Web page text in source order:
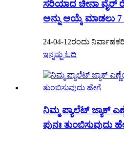
ಸರಿಯಾದ ಚೀನಾ
ಅನ್ನು ಆಯ್ಕೆ ಮಾಡಲು
24-04-12ರಂದು
ಇನ್ನಷ್ಟು ಓದಿ
ನಿಮ್ಮ ಪ್ಯಾಲೆಟ್ ಜ್ಯಾಕ್
ಪುನಃ ತುಂಬಿಸುವುದು